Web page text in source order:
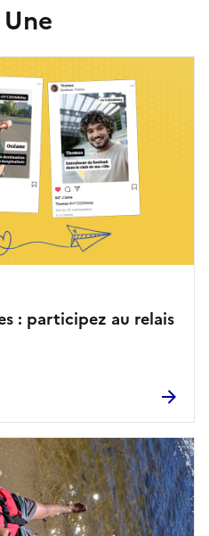
: participez au relais